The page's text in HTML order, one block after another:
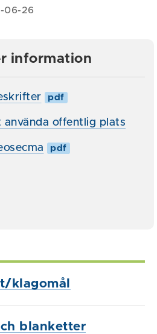
06-26
information
pdf
använda offentlig plats
pdf
klagomål
blanketter